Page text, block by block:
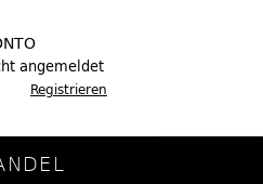
angemeldet
Registrieren